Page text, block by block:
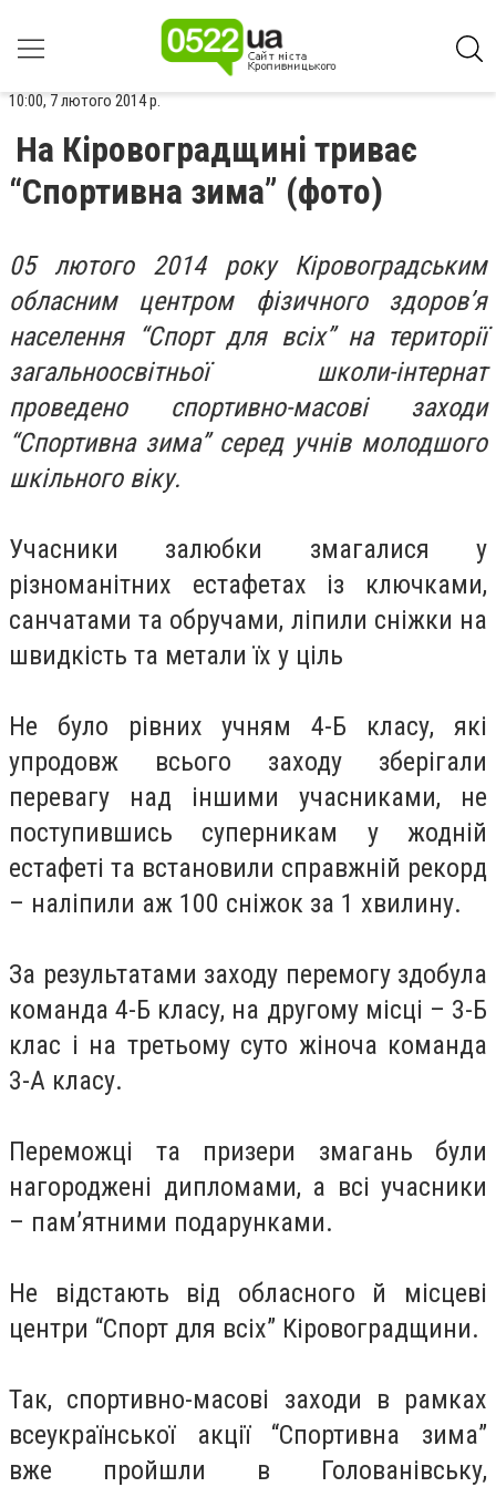
10:00, 7 лютого 2014 р.
На Кіровоградщині триває
“Спортивна зима” (фото)
05 лютого 2014 року Кіровоградським
обласним центром фізичного здоров’я
населення “Спорт для всіх” на території
загальноосвітньої школи-інтернат
проведено спортивно-масові заходи
“Спортивна зима” серед учнів молодшого
шкільного віку.
Учасники залюбки змагалися у
різноманітних естафетах із ключками,
санчатами та обручами, ліпили сніжки на
швидкість та метали їх у ціль
Не було рівних учням 4-Б класу, які
упродовж всього заходу зберігали
перевагу над іншими учасниками, не
поступившись суперникам у жодній
естафеті та встановили справжній рекорд
– наліпили аж 100 сніжок за 1 хвилину.
За результатами заходу перемогу здобула
команда 4-Б класу, на другому місці – 3-Б
клас і на третьому суто жіноча команда
3-А класу.
Переможці та призери змагань були
нагороджені дипломами, а всі учасники
– пам’ятними подарунками.
Не відстають від обласного й місцеві
центри “Спорт для всіх” Кіровоградщини.
Так, спортивно-масові заходи в рамках
всеукраїнської акції “Спортивна зима”
вже пройшли в Голованівську,